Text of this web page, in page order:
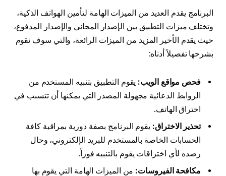
البرنامج يقدم العديد من الميزات الهامة لتأمين الهواتف الذكية،
وتختلف ميزات التطبيق بين الإصدار المجاني والإصدار المدفوع،
حيث يقدم الأخير المزيد من الميزات الرائعة، والتي سوف نقوم
بشرحها تفصيلاً أدناه:
فحص مواقع الويب: يقوم التطبيق بتنبيه المستخدم من
الروابط الدعائية مجهولة المصدر التي يمكنها أن تتسبب في
اختراق الهاتف.
تحذير الاختراق: يقوم البرنامج بصفة دورية بمراقبة كافة
الحسابات الخاصة بالمستخدم للبريد الإلكتروني، وحال
رصده لأي اختراقات يقوم بالتنبيه فوراً.
مكافحة الفيروسات: من الميزات الهامة التي يقوم بها